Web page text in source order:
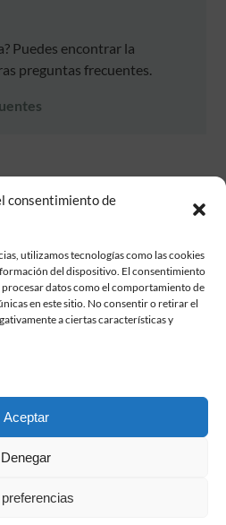
consentimiento de
utilizamos tecnologías como las cookies
del dispositivo. El consentimiento
datos como el comportamiento de
en este sitio. No consentir o retirar el
a ciertas características y
Aceptar
Denegar
Puedes encontrar la
preguntas frecuentes.
de Estudios Clásicos
107. Madrid, 28006.
915617236
© Fundación Pastor. Sitio web
de contratación
Aviso legal